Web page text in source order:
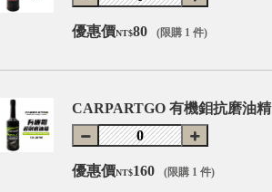
優惠價NT$80 (限購 1 件)
CARPARTGO 有機鉬抗磨油精
優惠價NT$160 (限購 1 件)